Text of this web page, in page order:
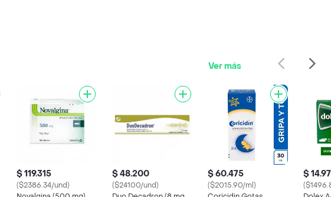
Ver más
$ 119.315
($2386.34/und)
$ 48.200
($24100/und)
$ 60.475
($2015.90/ml)
$